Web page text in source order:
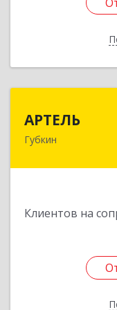
АРТЕЛЬ
Губкин
Клиентов на
309181,